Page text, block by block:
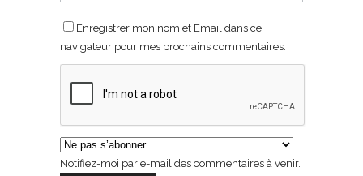
Enregistrer mon nom et Email dans ce
navigateur pour mes prochains commentaires.
Notifiez-moi par e-mail des commentaires à venir.